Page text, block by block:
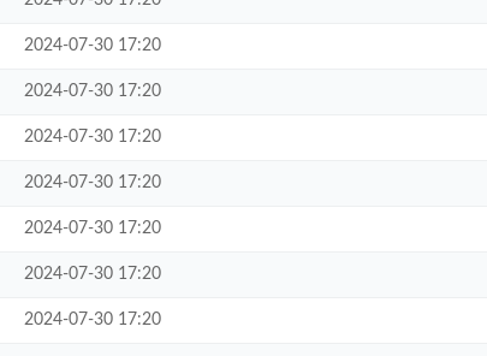
2024-07-30 17:20
2024-07-30 17:20
2024-07-30 17:20
2024-07-30 17:20
2024-07-30 17:20
2024-07-30 17:20
2024-07-30 17:20